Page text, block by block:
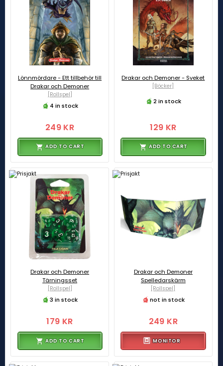
Lönnmördare - Ett tillbehör till
Drakar och Demoner
[Rollspel]
4 in stock
249 KR
ADD TO CART
Drakar och Demoner - Sveket
[Böcker]
2 in stock
129 KR
ADD TO CART
Drakar och Demoner
Tärningsset
[Rollspel]
3 in stock
179 KR
ADD TO CART
Drakar och Demoner
Spelledarskärm
[Rollspel]
not in stock
249 KR
MONITOR